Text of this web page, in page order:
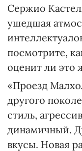
Сержио
ушедшая
посмотрите,
оценит ли это
«Проезд
другого
стиль,
динамичный.
вкусы. Новая